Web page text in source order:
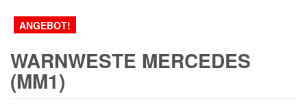
ANGEBOT!
WARNWESTE MERCEDES
(MM1)